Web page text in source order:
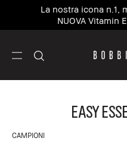
La nostra icona n.1,
NUOVA Vitamin
Easy
CAMPIONI